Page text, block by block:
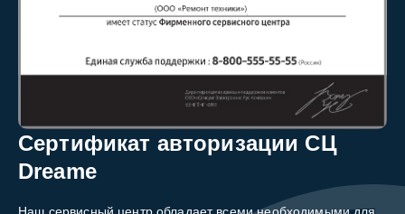
Сертификат авторизации СЦ
Dreame
Наш сервисный центр обладает всеми необходимыми для